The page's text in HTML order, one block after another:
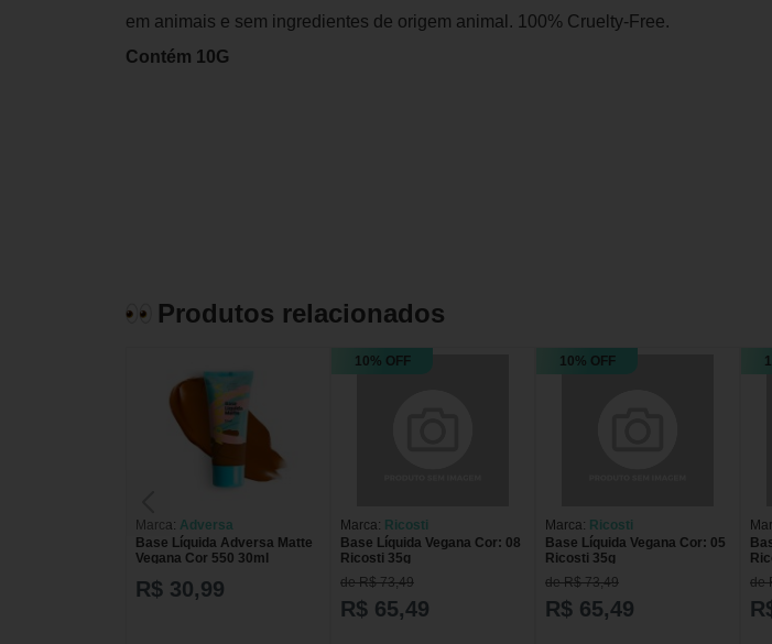
em animais e sem ingredientes de origem animal. 100% Cruelty-Free.
Contém 10G
Produtos relacionados
Marca: Adversa
Base Líquida Adversa Matte
Vegana Cor 550 30ml
R$ 30,99
10% OFF
Marca: Ricosti
Base Líquida Vegana Cor: 08
Ricosti 35g
de R$ 73,49
R$ 65,49
10% OFF
Marca: Ricosti
Base Líquida Vegana Cor: 05
Ricosti 35g
de R$ 73,49
R$ 65,49
de